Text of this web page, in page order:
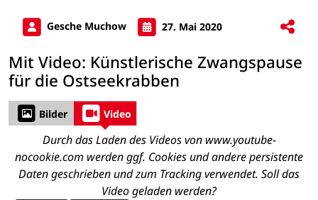
Gesche Muchow 27. Mai 2020
Mit Video: Künstlerische Zwangspause
für die Ostseekrabben
Bilder Video
Durch das Laden des Videos von www.youtube-
nocookie.com werden ggf. Cookies und andere persistente
Daten geschrieben und zum Tracking verwendet. Soll das
Video geladen werden?